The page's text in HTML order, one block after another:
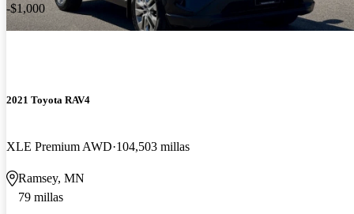
-$1,000
2021 Toyota RAV4
XLE Premium AWD 104,503 millas
Ramsey, MN
79 millas